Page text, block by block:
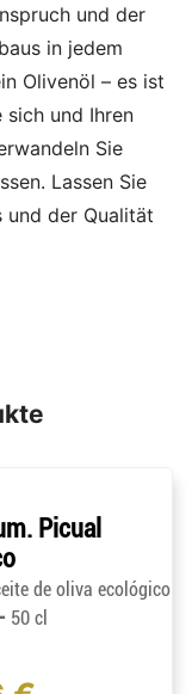
und der
in jedem
Olivenöl – es ist
sich und Ihren
Sie
Lassen Sie
und der Qualität
Picual
de oliva ecológico
50 cl